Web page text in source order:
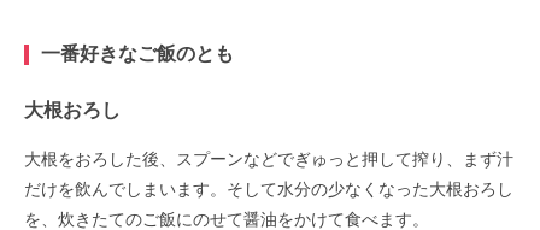
一番好きなご飯のとも
大根おろし
大根をおろした後、スプーンなどでぎゅっと押して搾り、まず汁
だけを飲んでしまいます。そして水分の少なくなった大根おろし
を、炊きたてのご飯にのせて醤油をかけて食べます。